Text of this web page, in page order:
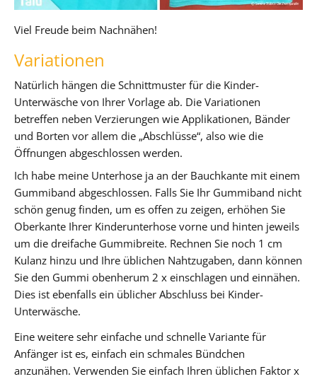
Viel Freude beim Nachnähen!
Variationen
Natürlich hängen die Schnittmuster für die Kinder-
Unterwäsche von Ihrer Vorlage ab. Die Variationen
betreffen neben Verzierungen wie Applikationen, Bänder
und Borten vor allem die „Abschlüsse“, also wie die
Öffnungen abgeschlossen werden.
Ich habe meine Unterhose ja an der Bauchkante mit einem
Gummiband abgeschlossen. Falls Sie Ihr Gummiband nicht
schön genug finden, um es offen zu zeigen, erhöhen Sie
Oberkante Ihrer Kinderunterhose vorne und hinten jeweils
um die dreifache Gummibreite. Rechnen Sie noch 1 cm
Kulanz hinzu und Ihre üblichen Nahtzugaben, dann können
Sie den Gummi obenherum 2 x einschlagen und einnähen.
Dies ist ebenfalls ein üblicher Abschluss bei Kinder-
Unterwäsche.
Eine weitere sehr einfache und schnelle Variante für
Anfänger ist es, einfach ein schmales Bündchen
anzunähen. Verwenden Sie einfach Ihren üblichen Faktor x